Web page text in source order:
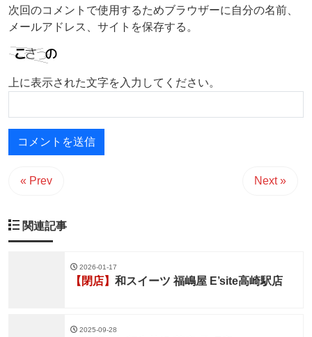
次回のコメントで使用するためブラウザーに自分の名前、
メールアドレス、サイトを保存する。
上に表示された文字を入力してください。
« Prev Next »
関連記事
2026-01-17
【閉店】 和スイーツ 福嶋屋 E’site高崎駅店
2025-09-28